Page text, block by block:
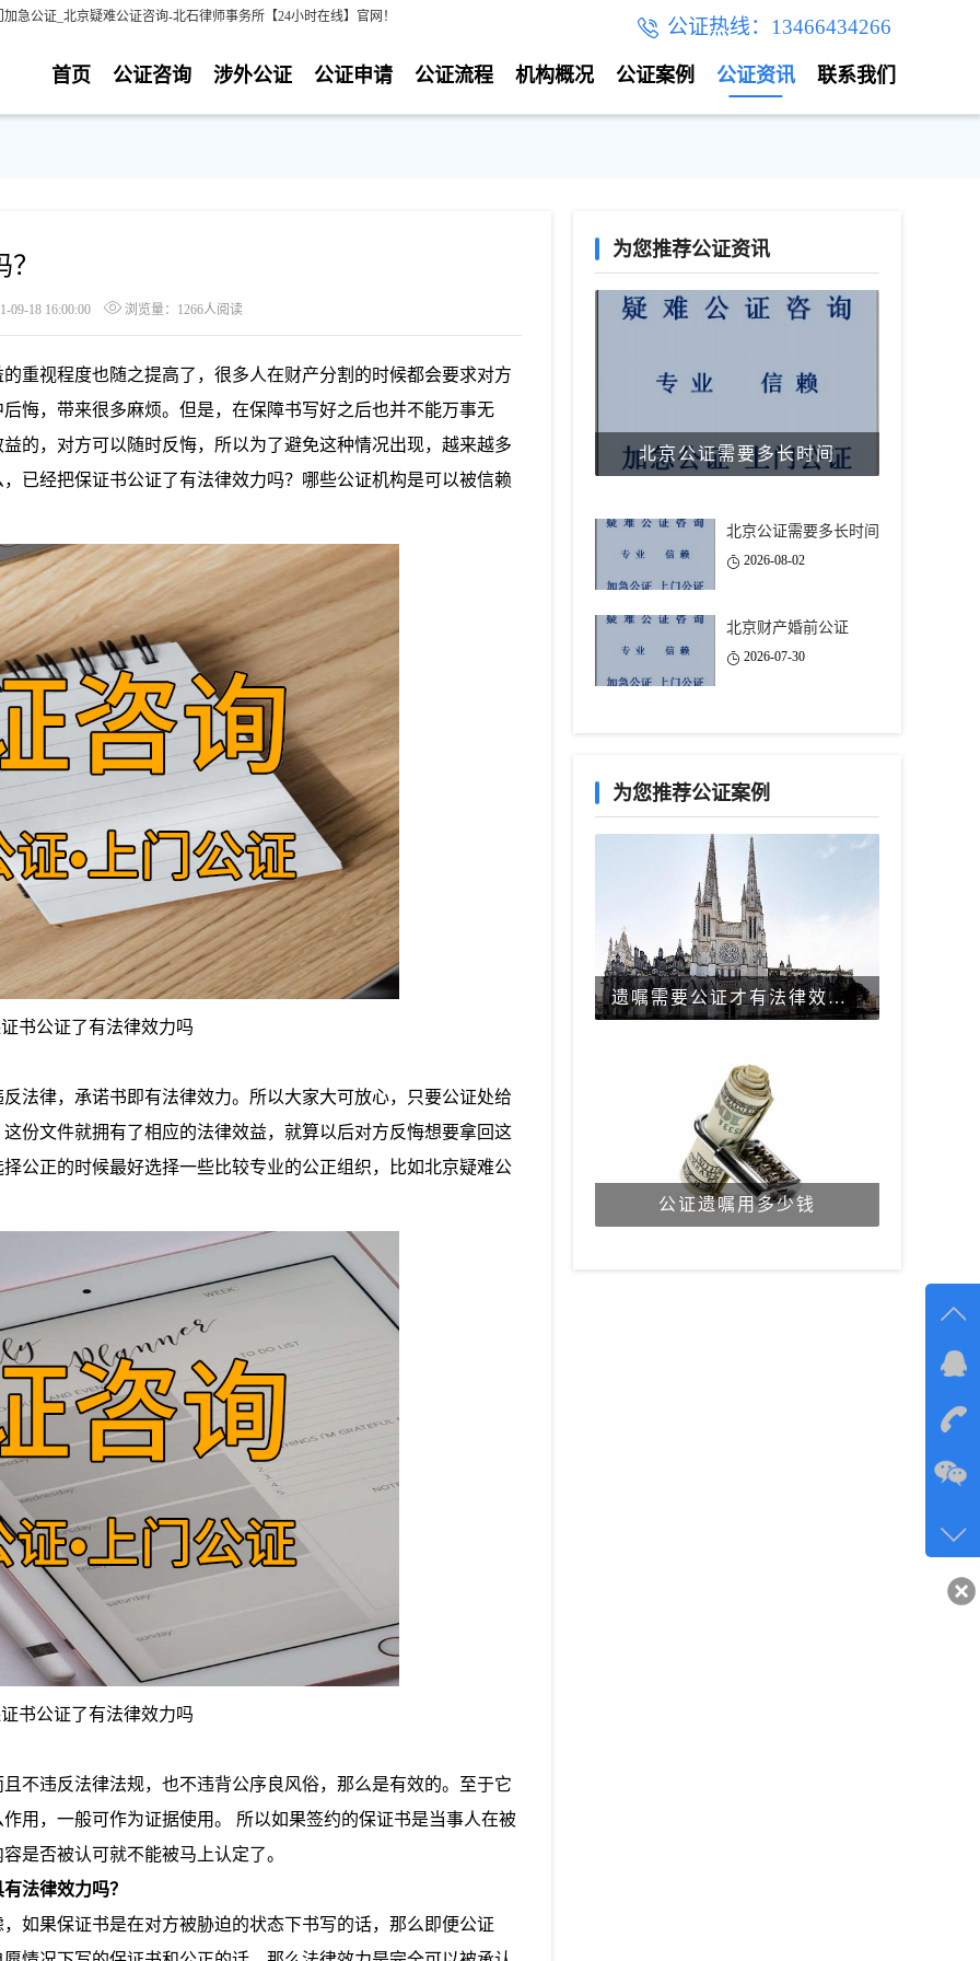
急公证_北京疑难公证咨询-北石律师事务所【24小时在线】官网！ 公证热线：13466434266
联系我们
公证资讯
公证案例
机构概况
公证流程
公证申请
涉外公证
公证咨询
首页
09-18 16:00:00 浏览量：1266人阅读
视程度也随之提高了，很多人在财产分割的时候都会要求对方
悔，带来很多麻烦。但是，在保障书写好之后也并不能万事无
的，对方可以随时反悔，所以为了避免这种情况出现，越来越多
已经把保证书公证了有法律效力吗？哪些公证机构是可以被信赖
书公证了有法律效力吗
律，承诺书即有法律效力。所以大家大可放心，只要公证处给
份文件就拥有了相应的法律效益，就算以后对方反悔想要拿回这
公正的时候最好选择一些比较专业的公正组织，比如北京疑难公
书公证了有法律效力吗
违反法律法规，也不违背公序良风俗，那么是有效的。至于它
用，一般可作为证据使用。 所以如果签约的保证书是当事人在被
是否被认可就不能被马上认定了。
法律效力吗？
果保证书是在对方被胁迫的状态下书写的话，那么即便公证
为您推荐公证资讯
北京公证需要多长时间
北京公证需要多长时间
2026-08-02
北京财产婚前公证
2026-07-30
为您推荐公证案例
遗嘱需要公证才有法律效力吗？
公证遗嘱用多少钱
在线
咨询
客服